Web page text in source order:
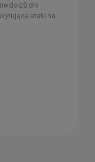
do 28 dni
ataki na